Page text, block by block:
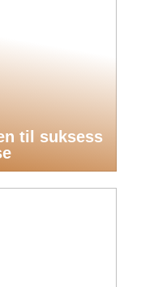
til suksess